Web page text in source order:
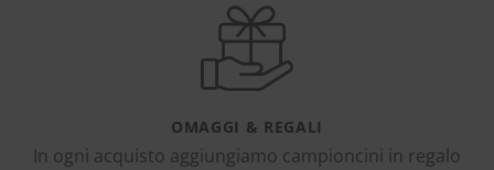
OMAGGI & REGALI
In ogni acquisto aggiungiamo campioncini in regalo